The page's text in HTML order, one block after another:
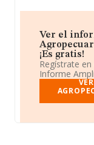
Ver el
¡Es gratis!
Regístrate
Informe